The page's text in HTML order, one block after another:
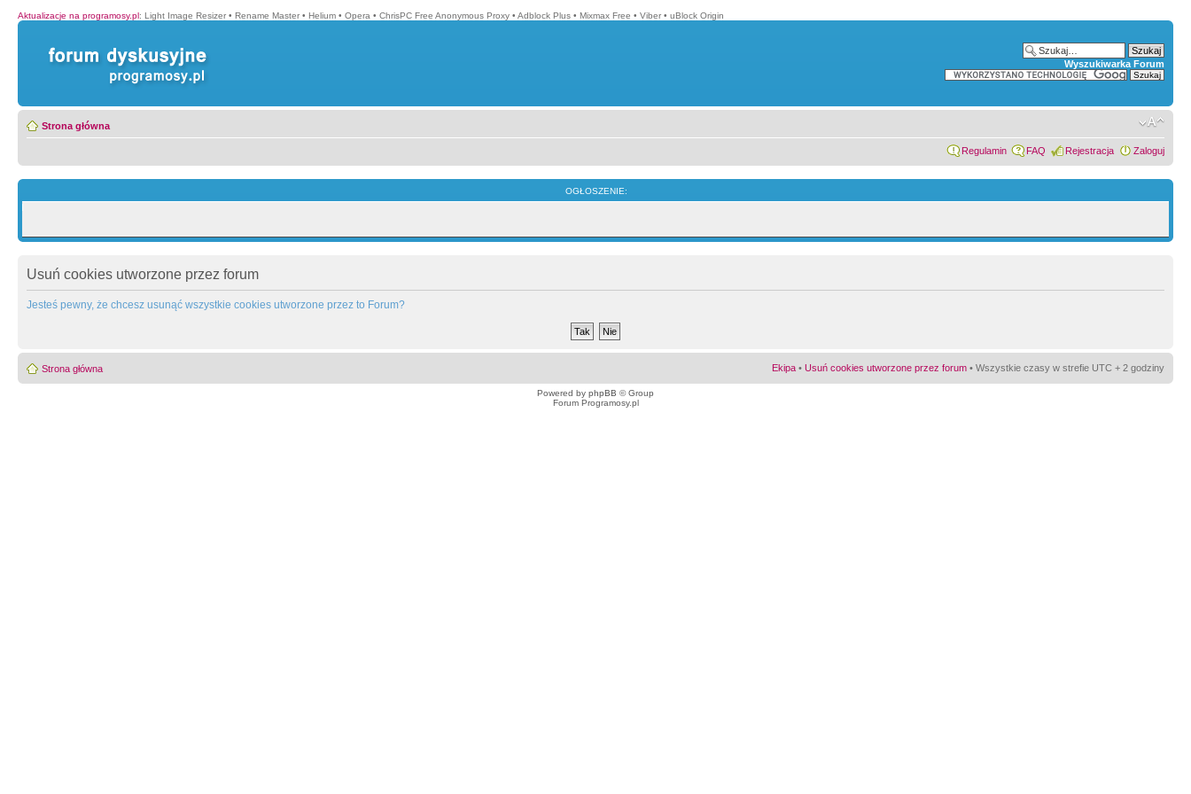
Aktualizacje na programosy.pl: Light Image Resizer • Rename Master • Helium • Opera • ChrisPC Free Anonymous Proxy • Adblock Plus • Mixmax Free • Viber • uBlock Origin
Wyszukiwarka Forum
Strona główna
Regulamin FAQ Rejestracja Zaloguj
OGŁOSZENIE:
Usuń cookies utworzone przez forum
Jesteś pewny, że chcesz usunąć wszystkie cookies utworzone przez to Forum?
Strona główna Ekipa • Usuń cookies utworzone przez forum • Wszystkie czasy w strefie UTC + 2 godziny
Powered by phpBB © Group
Forum Programosy.pl